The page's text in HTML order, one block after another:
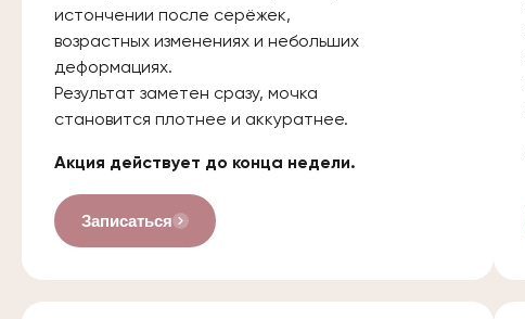
истончении после серёжек,
возрастных изменениях и небольших
деформациях.
Результат заметен сразу, мочка
становится плотнее и аккуратнее.
Акция действует до конца недели.
Записаться